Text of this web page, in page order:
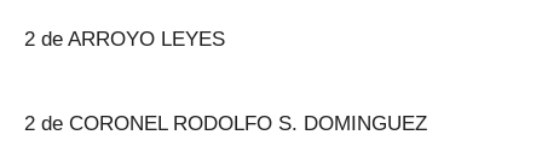
2 de ARROYO LEYES
2 de CORONEL RODOLFO S. DOMINGUEZ